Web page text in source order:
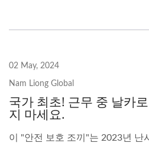
02 May, 2024
Nam Liong Global
국가 최초! 근무 중 날카
지 마세요.
이 "안전 보호 조끼"는 2023년 난